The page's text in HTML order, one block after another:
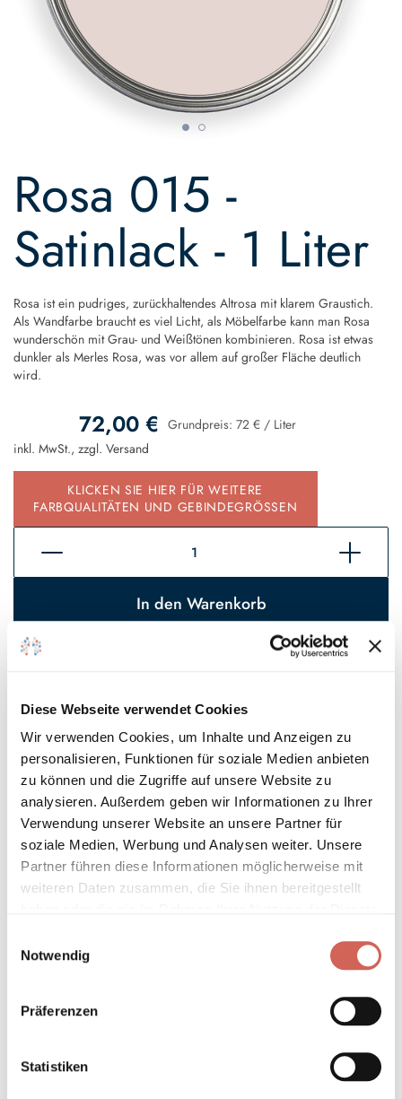
Diese Webseite verwendet Cookies
Wir verwenden Cookies, um Inhalte und Anzeigen zu
personalisieren, Funktionen für soziale Medien anbieten
zu können und die Zugriffe auf unsere Website zu
analysieren. Außerdem geben wir Informationen zu Ihrer
Verwendung unserer Website an unsere Partner für
soziale Medien, Werbung und Analysen weiter. Unsere
Partner führen diese Informationen möglicherweise mit
weiteren Daten zusammen, die Sie ihnen bereitgestellt
Notwendig
Präferenzen
Statistiken
Rosa 015 -
Satinlack - 1 Liter
Rosa ist ein pudriges, zurückhaltendes Altrosa mit klarem Graustich.
Als Wandfarbe braucht es viel Licht, als Möbelfarbe kann man Rosa
wunderschön mit Grau- und Weißtönen kombinieren. Rosa ist etwas
dunkler als Merles Rosa, was vor allem auf großer Fläche deutlich
wird.
72,00 € Grundpreis: 72 € / Liter
inkl. MwSt., zzgl. Versand
KLICKEN SIE HIER FÜR WEITERE
FARBQUALITÄTEN UND GEBINDEGRÖSSEN
In den Warenkorb
Sofort verfügbar, Lieferzeit 2 - 5 Tage*
* Gilt für Lieferungen innerhalb Deutschlands, Lieferzeiten für andere
Länder entnehmen Sie bitte unserenVersandinformationen
Technische Details und Hinweise
Hinweis zur Grundierung
Umweltverträglichkeit
Technische Daten
the
beginning
the
images